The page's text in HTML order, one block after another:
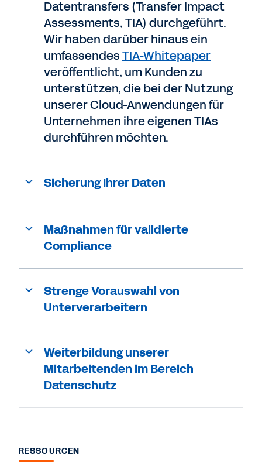
Datentransfers (Transfer Impact
Assessments, TIA) durchgeführt.
Wir haben darüber hinaus ein
umfassendesTIA-Whitepaper
veröffentlicht, um Kunden zu
unterstützen, die bei der Nutzung
unserer Cloud-Anwendungen für
Unternehmen ihre eigenen TIAs
durchführen möchten.
Sicherung Ihrer Daten
Maßnahmen für validierte
Compliance
Strenge Vorauswahl von
Unterverarbeitern
Weiterbildung unserer
Mitarbeitenden im Bereich
Datenschutz
RESSOURCEN